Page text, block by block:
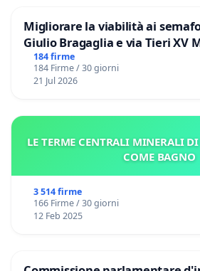
Migliorare la viabilità ai
Giulio Bragaglia e via Tieri XV
ROMA
184 firme
184 Firme / 30 giorni
21 Jul 2026
LE TERME CENTRALI MINERALI
COME BAGNO
3 514 firme
166 Firme / 30 giorni
12 Feb 2025